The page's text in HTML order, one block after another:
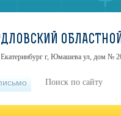
г, Юмашева ул, дом №